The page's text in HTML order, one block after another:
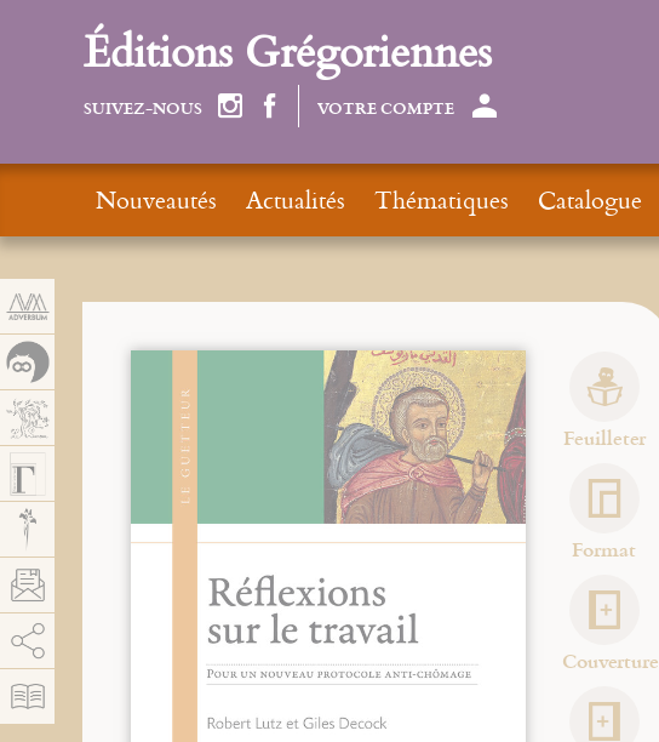
Feuilleter
Format
Couverture
Éditions Grégoriennes
SUIVEZ-NOUS VOTRE COMPTE
Nouveautés Actualités Thématiques Catalogue
Autoriser
Panneau de gestion des cookies